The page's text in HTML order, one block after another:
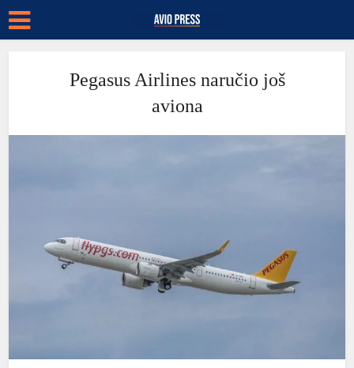
Pegasus Airlines naručio još
aviona